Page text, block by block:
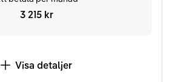
3 215 kr
Visa detaljer